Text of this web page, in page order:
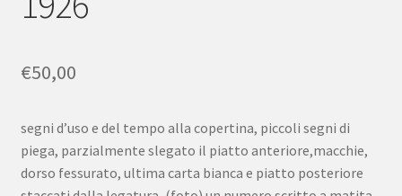
€50,00
segni d’uso e del tempo alla copertina, piccoli segni di
piega, parzialmente slegato il piatto anteriore,macchie,
dorso fessurato, ultima carta bianca e piatto posteriore